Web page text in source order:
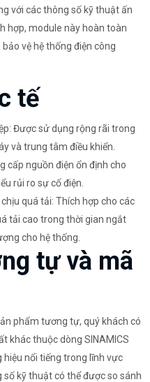
với các thông số kỹ thuật ấn
hợp, module này hoàn toàn
vệ hệ thống điện công
tế
Được sử dụng rộng rãi trong
và trung tâm điều khiển.
cấp nguồn điện ổn định cho
rủi ro sự cố điện.
quá tải: Thích hợp cho các
tải cao trong thời gian ngắt
cho hệ thống.
tự và mã
phẩm tương tự, quý khách có
khác thuộc dòng SINAMICS
nổi tiếng trong lĩnh vực
kỹ thuật có thể được so sánh